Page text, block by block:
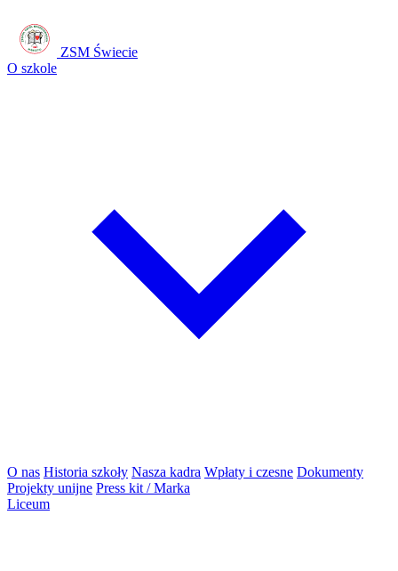
ZSM Świecie
O szkole
O nas Historia szkoły Nasza kadra Wpłaty i czesne Dokumenty
Projekty unijne Press kit / Marka
Liceum